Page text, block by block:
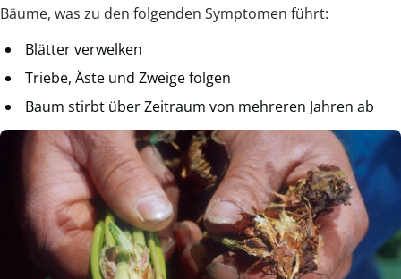
Bäume, was zu den folgenden Symptomen führt:
Blätter verwelken
Triebe, Äste und Zweige folgen
Baum stirbt über Zeitraum von mehreren Jahren ab